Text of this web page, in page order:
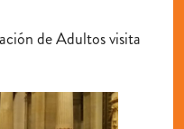
de Adultos visita